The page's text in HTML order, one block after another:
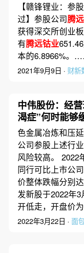
【赣锋锂业：参
过】参股公司腾
获得深交所创业
有腾远钴业
本的6.8966%。
2021年9月9日 · 财新
中伟股份：经
渴症”何时能够
色金属冶炼和压
公司参股上述行
风险较高。 2022
同行可比上市公
价整体跌幅分别
发新股于2022年
开低走，开盘价
2022年3月22日 · 面